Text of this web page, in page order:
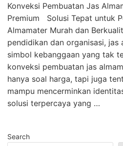
Konveksi Pembuatan Jas
Premium Solusi Tepat untuk
Almamater Murah dan
pendidikan dan organisasi, jas
simbol kebanggaan yang tak
konveksi pembuatan jas
hanya soal harga, tapi juga
mampu mencerminkan
solusi terpercaya yang …
Search